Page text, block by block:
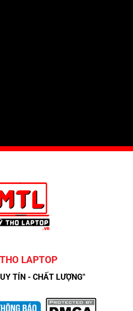
LAPTOP
TÍN - CHẤT LƯỢNG"